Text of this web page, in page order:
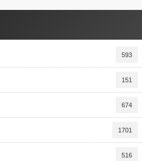
593
151
674
1701
516